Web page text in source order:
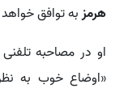
هرمزبه توافق
او در مصاحبه
«اوضاع خوب به